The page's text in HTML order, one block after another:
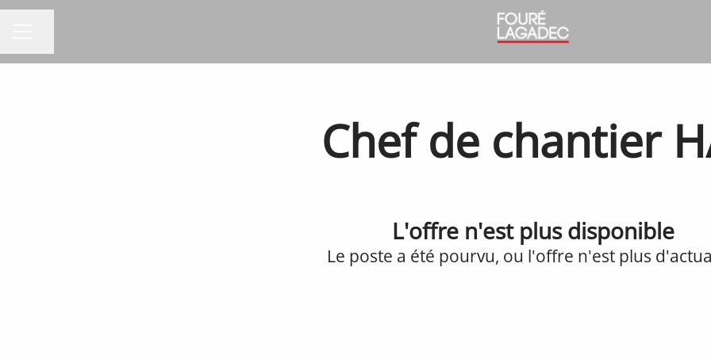
Chef de chantier
L'offre n'est plus disponible
Le poste a été pourvu, ou l'offre n'est plus